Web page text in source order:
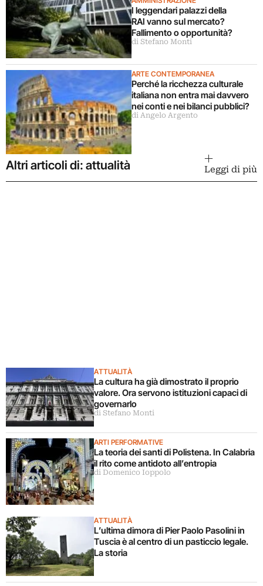
I leggendari palazzi della
RAI vanno sul mercato?
Fallimento o opportunità?
di Stefano Monti
ARTE CONTEMPORANEA
Perché la ricchezza culturale
italiana non entra mai davvero
nei conti e nei bilanci pubblici?
di Angelo Argento
Altri articoli di: attualità Leggi di più
ATTUALITÀ
La cultura ha già dimostrato il proprio
valore. Ora servono istituzioni capaci di
governarlo
di Stefano Monti
ARTI PERFORMATIVE
La teoria dei santi di Polistena. In Calabria
il rito come antidoto all’entropia
di Domenico Ioppolo
ATTUALITÀ
L’ultima dimora di Pier Paolo Pasolini in
Tuscia è al centro di un pasticcio legale.
La storia